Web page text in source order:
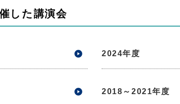
した講演会
2024年度
2018～2021年度